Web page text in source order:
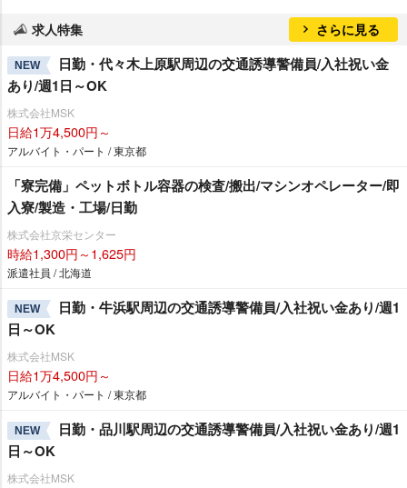
求人特集 さらに見る
NEW
日勤・代々木上原駅周辺の交通誘導警備員/入社祝い金
あり/週1日～OK
株式会社MSK
日給1万4,500円～
アルバイト・パート / 東京都
「寮完備」ペットボトル容器の検査/搬出/マシンオペレーター/即
入寮/製造・工場/日勤
株式会社京栄センター
時給1,300円～1,625円
派遣社員 / 北海道
NEW
日勤・牛浜駅周辺の交通誘導警備員/入社祝い金あり/週1
日～OK
株式会社MSK
日給1万4,500円～
アルバイト・パート / 東京都
NEW
日勤・品川駅周辺の交通誘導警備員/入社祝い金あり/週1
日～OK
株式会社MSK